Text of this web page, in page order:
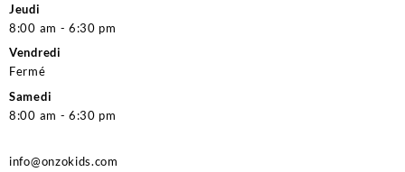
Jeudi
8:00 am - 6:30 pm
Vendredi
Fermé
Samedi
8:00 am - 6:30 pm
info@onzokids.com